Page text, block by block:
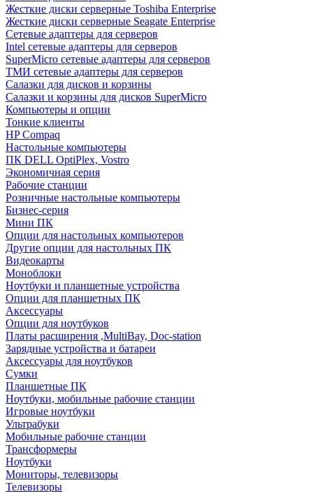
Жесткие диски серверные Toshiba Enterprise
Жесткие диски серверные Seagate Enterprise
Сетевые адаптеры для серверов
Intel сетевые адаптеры для серверов
SuperMicro сетевые адаптеры для серверов
ТМИ сетевые адаптеры для серверов
Салазки для дисков и корзины
Салазки и корзины для дисков SuperMicro
Компьютеры и опции
Тонкие клиенты
HP Compaq
Настольные компьютеры
ПК DELL OptiPlex, Vostro
Экономичная серия
Рабочие станции
Розничные настольные компьютеры
Бизнес-серия
Мини ПК
Опции для настольных компьютеров
Другие опции для настольных ПК
Видеокарты
Моноблоки
Ноутбуки и планшетные устройства
Опции для планшетных ПК
Аксессуары
Опции для ноутбуков
Платы расширения ,MultiBay, Doc-station
Зарядные устройства и батареи
Аксессуары для ноутбуков
Сумки
Планшетные ПК
Ноутбуки, мобильные рабочие станции
Игровые ноутбуки
Ультрабуки
Мобильные рабочие станции
Трансформеры
Ноутбуки
Мониторы, телевизоры
Телевизоры